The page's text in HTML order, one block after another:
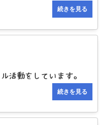
続きを見る
活動をしています。
続きを見る